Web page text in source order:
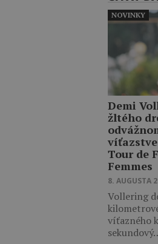
Demi
žltého
Tour de
Femmes
8. AUGUSTA
Vollering
víťazného
NOVINKY